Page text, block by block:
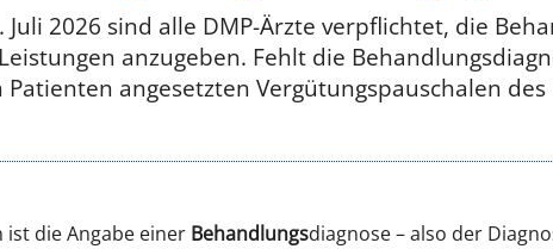
Juli 2026 sind alle DMP-Ärzte verpflichtet, die
anzugeben. Fehlt die
Patienten angesetzten Vergütungspauschalen
die Angabe einer Behandlungsdiagnose – also der